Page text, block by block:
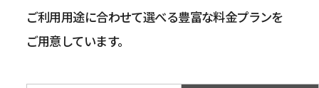
ご利用用途に合わせて選べる豊富な料金プランを
ご用意しています。